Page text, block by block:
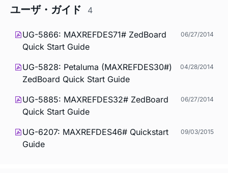
ユーザ・ガイド 4
UG-5866: MAXREFDES71# ZedBoard
Quick Start Guide
06/27/2014
UG-5828: Petaluma (MAXREFDES30#)
ZedBoard Quick Start Guide
04/28/2014
UG-5885: MAXREFDES32# ZedBoard
Quick Start Guide
06/27/2014
UG-6207: MAXREFDES46# Quickstart
Guide
09/03/2015